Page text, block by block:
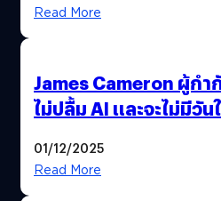
Read More
James Cameron ผู้กำ
ไม่ปลื้ม AI และจะไม่มีวัน
01/12/2025
Read More